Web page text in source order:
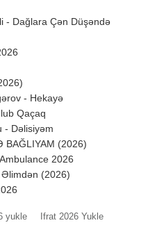
- Dağlara Çən Düşəndə
- Hekayə
Qaçaq
- Dəlisiyəm
(2026)
2026
Əlimdən (2026)
yukle Ifrat 2026 Yukle